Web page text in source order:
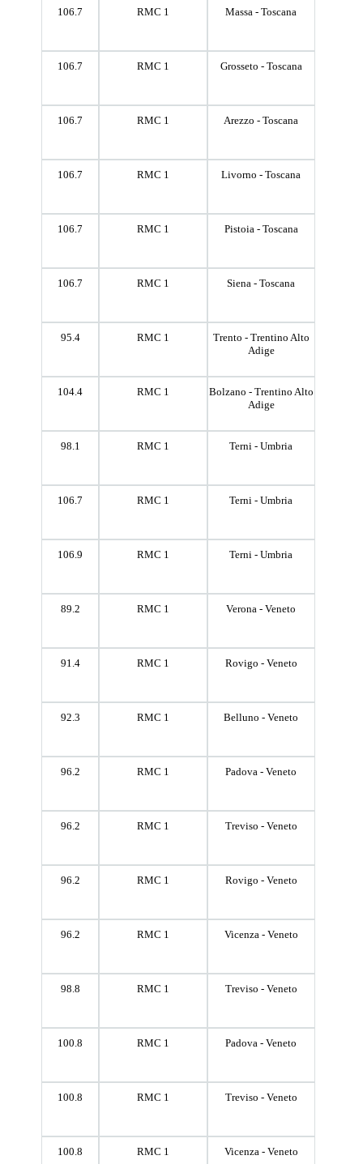
106.7 RMC 1 Massa - Toscana
106.7 RMC 1 Grosseto - Toscana
106.7 RMC 1 Arezzo - Toscana
106.7 RMC 1 Livorno - Toscana
106.7 RMC 1 Pistoia - Toscana
106.7 RMC 1 Siena - Toscana
95.4 RMC 1
Trento - Trentino Alto
Adige
104.4 RMC 1
Bolzano - Trentino Alto
Adige
98.1 RMC 1 Terni - Umbria
106.7 RMC 1 Terni - Umbria
106.9 RMC 1 Terni - Umbria
89.2 RMC 1 Verona - Veneto
91.4 RMC 1 Rovigo - Veneto
92.3 RMC 1 Belluno - Veneto
96.2 RMC 1 Padova - Veneto
96.2 RMC 1 Treviso - Veneto
96.2 RMC 1 Rovigo - Veneto
96.2 RMC 1 Vicenza - Veneto
98.8 RMC 1 Treviso - Veneto
100.8 RMC 1 Padova - Veneto
100.8 RMC 1 Treviso - Veneto
100.8 RMC 1 Vicenza - Veneto